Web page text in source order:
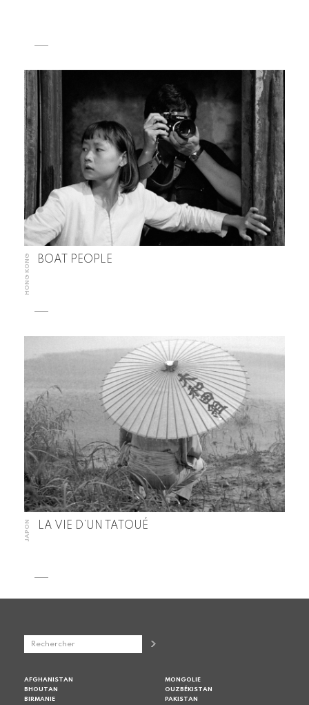
HONG KONG BOAT PEOPLE
JAPON LA VIE D’UN TATOUÉ
AFGHANISTAN
BHOUTAN
BIRMANIE
MONGOLIE
OUZBÉKISTAN
PAKISTAN